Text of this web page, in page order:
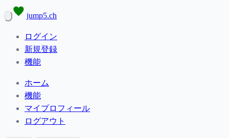
jump5.ch
ログイン
新規登録
機能
ホーム
機能
マイプロフィール
ログアウト